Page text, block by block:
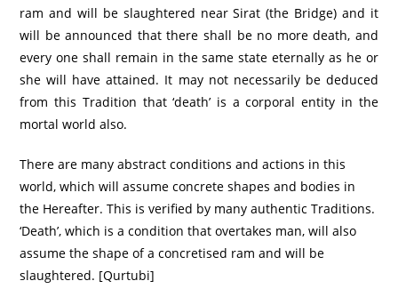
ram and will be slaughtered near Sirat (the Bridge) and it
will be announced that there shall be no more death, and
every one shall remain in the same state eternally as he or
she will have attained. It may not necessarily be deduced
from this Tradition that ‘death’ is a corporal entity in the
mortal world also.
There are many abstract conditions and actions in this
world, which will assume concrete shapes and bodies in
the Hereafter. This is verified by many authentic Traditions.
‘Death’, which is a condition that overtakes man, will also
assume the shape of a concretised ram and will be
slaughtered. [Qurtubi]